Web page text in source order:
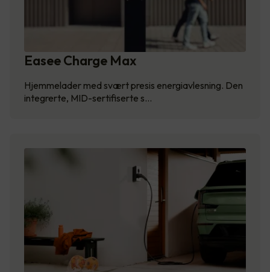
Easee Charge Max
Hjemmelader med svært presis energiavlesning. Den
integrerte, MID-sertifiserte s…